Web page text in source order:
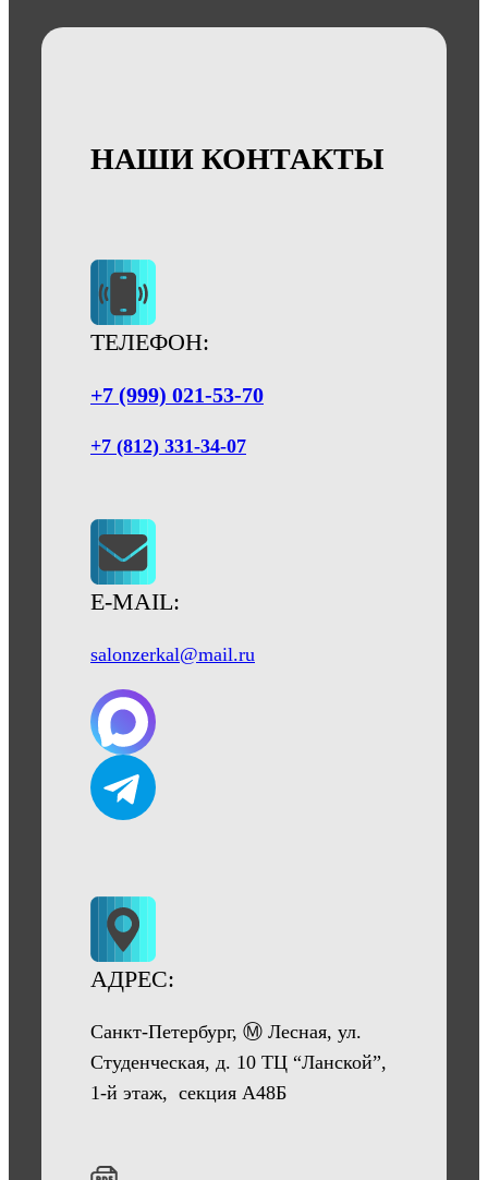
НАШИ КОНТАКТЫ
ТЕЛЕФОН:
+7 (999) 021-53-70
+7 (812) 331-34-07
E-MAIL:
salonzerkal@mail.ru
АДРЕС:
Санкт-Петербург, Ⓜ Лесная, ул.
Студенческая, д. 10 ТЦ “Ланской”,
1-й этаж, секция А48Б